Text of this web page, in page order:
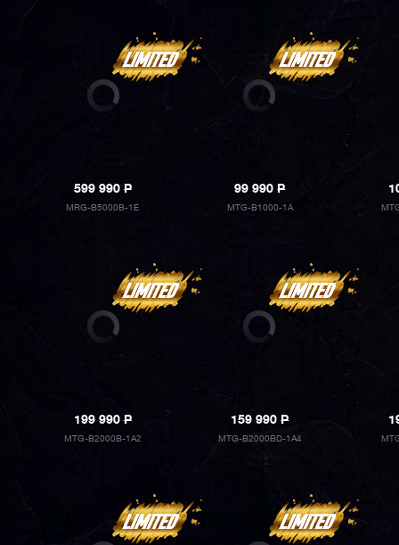
599 990P
MRG-B5000B-1E
99 990P
MTG-B1000-1A
199 990P
MTG-B2000B-1A2
159 990P
MTG-B2000BD-1A4